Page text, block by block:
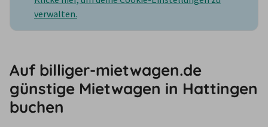
verwalten.
Auf billiger-mietwagen.de
günstige Mietwagen in Hattingen
buchen